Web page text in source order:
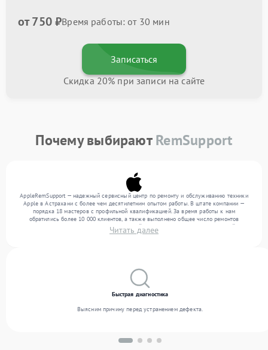
от 750 ₽Время работы: от 30 мин
Записаться
Скидка 20% при записи на сайте
Почему выбираютRemSupport
AppleRemSupport — надежный сервисный центр по ремонту и обслуживанию техники
Apple в Астрахани с более чем десятилетним опытом работы. В штате компании —
порядка 18 мастеров с профильной квалификацией. За время работы к нам
обратились более 10 000 клиентов, а также выполнено общее число ремонтов
превысило 12 000. Ежемесячно в сервисный центр поступает более 300 устройств,
включая , , . Мы выполняем ремонт различного уровня сложности и гарантируем
Читать далее
Быстрая диагностика
Выясним причину перед устранением дефекта.